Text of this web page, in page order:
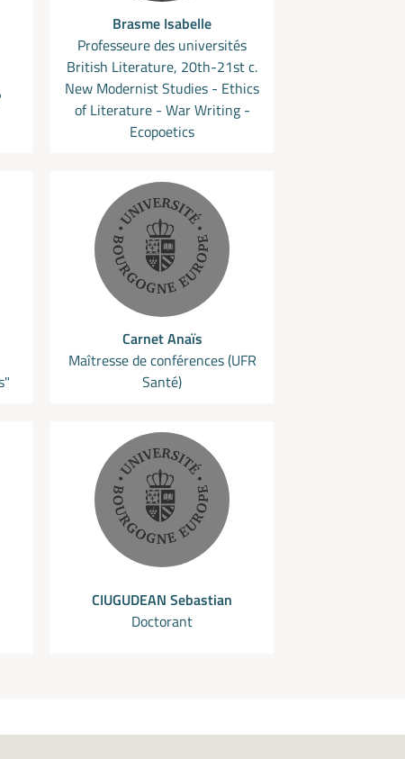
Brasme Isabelle
Professeure des universités
British Literature, 20th-21st c.
New Modernist Studies - Ethics
of Literature - War Writing -
Ecopoetics
Carnet Anaïs
Maîtresse de conférences (UFR
Santé)
CIUGUDEAN Sebastian
Doctorant